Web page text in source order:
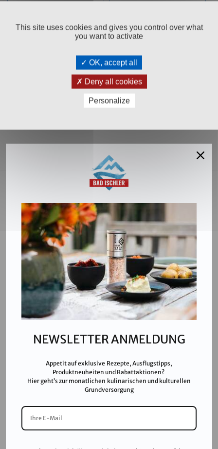
TABS 2X10KG
statt € 21.99
Jetzt im ABO bestellen
2X10KG
€ 20,
In den Warenkorb
Steinkogelstraße 30
4802 Ebensee am Traunsee,AUSTRIA
+43 676 87812208
ecommerce@salinen.com
Kontakt
Downloads
Presse
Datenschutz
Impressum
AGB
SALINEN AUSTRIA AG ist nach GMP, IFS, QS, ISO 9001,
NEWSLETTER ANMELDUNG
Appetit auf exklusive Rezepte, Ausflugstipps,
Produktneuheiten und Rabattaktionen?
Hier geht’s zur monatlichen kulinarischen und kulturellen
Grundversorgung
This site uses cookies and gives you control over what
you want to activate
OK, accept all
Deny all cookies
Personalize